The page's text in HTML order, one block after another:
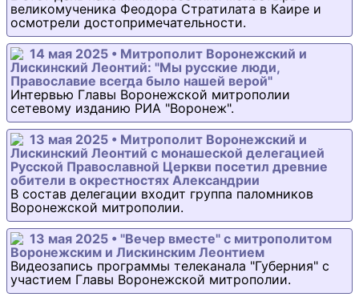
великомученика Феодора Стратилата в Каире и
осмотрели достопримечательности.
14 мая 2025 • Митрополит Воронежский и
Лискинский Леонтий: "Мы русские люди,
Православие всегда было нашей верой"
Интервью Главы Воронежской митрополии
сетевому изданию РИА "Воронеж".
13 мая 2025 • Митрополит Воронежский и
Лискинский Леонтий с монашеской делегацией
Русской Православной Церкви посетил древние
обители в окрестностях Александрии
В состав делегации входит группа паломников
Воронежской митрополии.
13 мая 2025 • "Вечер вместе" с митрополитом
Воронежским и Лискинским Леонтием
Видеозапись программы телеканала "Губерния" с
участием Главы Воронежской митрополии.